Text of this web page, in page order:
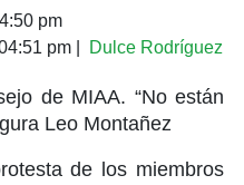
pm
pm Dulce Rodríguez
de MIAA. “No están
Leo Montañez
de los miembros